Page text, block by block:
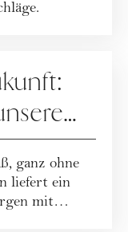
ganz ohne
liefert ein
mit